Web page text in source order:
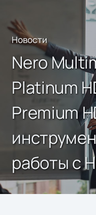
Новости
Nero
Platinum
Premium
работы с